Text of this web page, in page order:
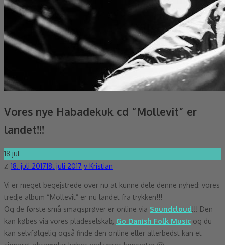
Vores nye Habadekuk cd “Mollevit” er
landet!!!
18 jul
Posted
18. juli 201718. juli 2017 Author
Kristian
Vi er meget begejstrede over nu at kunne dele denne nyhed: vores
tredje album “Mollevit” er nu landet fra trykken!!!
Og de første små smagsprøver er online via Soundcloud!!! Den
kan købes via vores pladeselskab, Go Danish Folk Music og du
kan selvfølgelig også finde den online eller allerbedst kan et